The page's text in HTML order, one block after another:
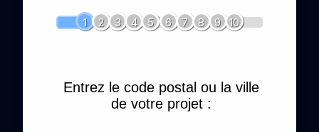
1 2 3 4 5 6 7 8 9 10
Entrez le code postal ou la ville
de votre projet :